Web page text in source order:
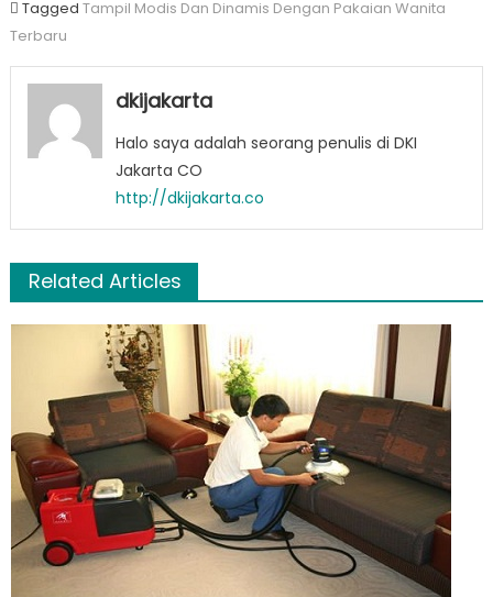
Tagged Tampil Modis Dan Dinamis Dengan Pakaian Wanita
Terbaru
dkijakarta
Halo saya adalah seorang penulis di DKI
Jakarta CO
http://dkijakarta.co
Related Articles